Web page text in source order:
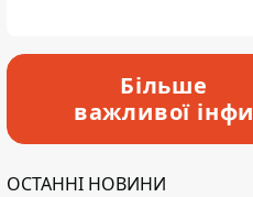
Більше
важливої інфи
ОСТАННІ НОВИНИ